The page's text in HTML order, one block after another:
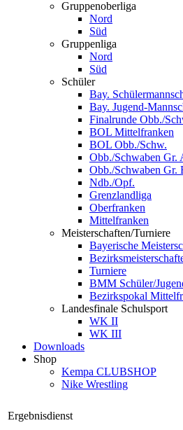
Gruppenoberliga
Nord
Süd
Gruppenliga
Nord
Süd
Schüler
Bay.
Bay. Jugend-
Finalrunde Obb./
BOL Mittelfranken
BOL Obb./Schw.
Obb./Schwaben Gr.
Obb./Schwaben Gr.
Ndb./Opf.
Grenzlandliga
Oberfranken
Mittelfranken
Meisterschaften/Turniere
Bayerische
Turniere
BMM Schüler/
Bezirkspokal
Landesfinale Schulsport
WK II
WK III
Downloads
Shop
Kempa CLUBSHOP
Nike Wrestling
Ergebnisdienst